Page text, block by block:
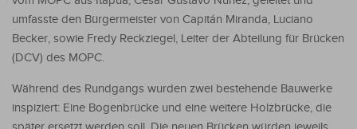
umfasste den Bürgermeister von Capitán Miranda, Luciano
Becker, sowie Fredy Reckziegel, Leiter der Abteilung für Brücken
(DCV) des MOPC.
Während des Rundgangs wurden zwei bestehende Bauwerke
inspiziert: Eine Bogenbrücke und eine weitere Holzbrücke, die